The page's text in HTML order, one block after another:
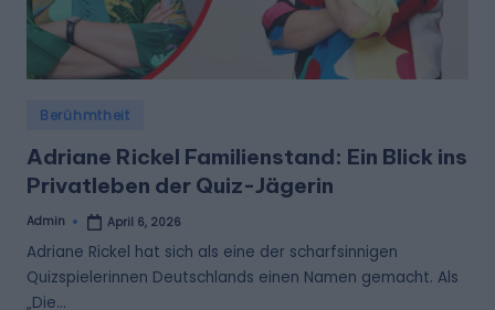
Posted
Berühmtheit
Adriane Rickel Familienstand: Ein Blick ins
Privatleben der Quiz-Jägerin
Posted
Admin April 6, 2026
Adriane Rickel hat sich als eine der scharfsinnigen
Quizspielerinnen Deutschlands einen Namen gemacht. Als
„Die…